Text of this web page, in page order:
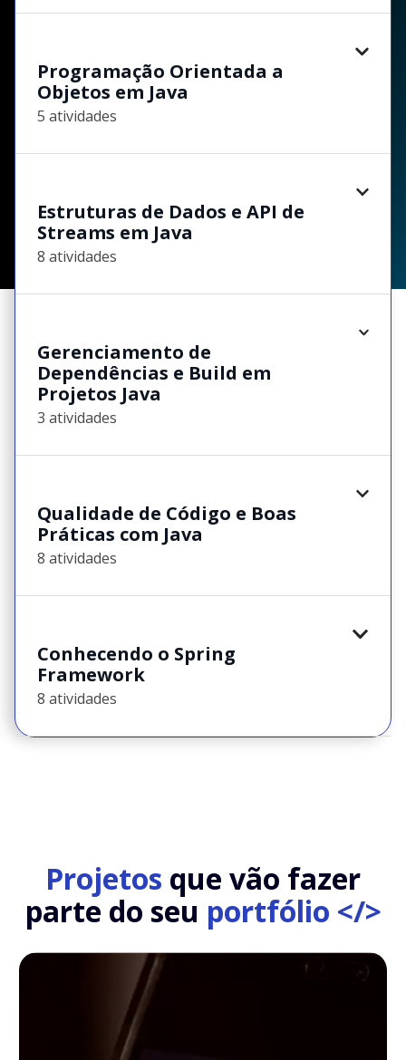
Programação Orientada a
Objetos em Java
5 atividades
Estruturas de Dados e API de
Streams em Java
8 atividades
Gerenciamento de
Dependências e Build em
Projetos Java
3 atividades
Qualidade de Código e Boas
Práticas com Java
8 atividades
Conhecendo o Spring
Framework
8 atividades
Projetos que vão fazer
parte do seu portfólio </>